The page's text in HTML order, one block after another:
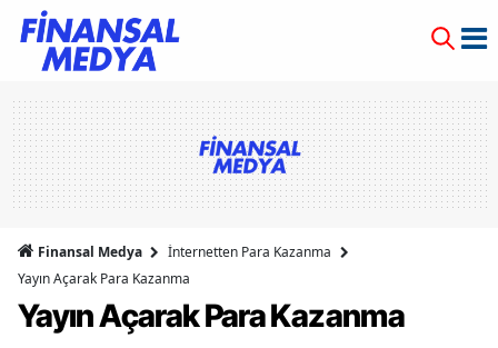
Finansal Medya
İnternetten Para Kazanma
Yayın Açarak Para Kazanma
Yayın Açarak Para Kazanma